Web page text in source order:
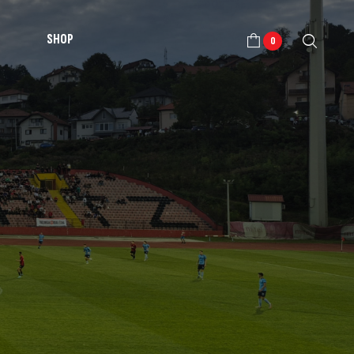
SHOP 0